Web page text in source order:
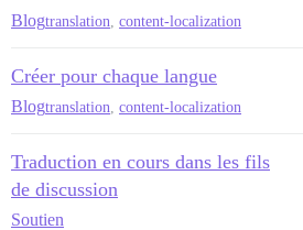
Blogtranslation content-localization
Créer pour chaque langue
Blogtranslation content-localization
Traduction en cours dans les fils
de discussion
Soutien